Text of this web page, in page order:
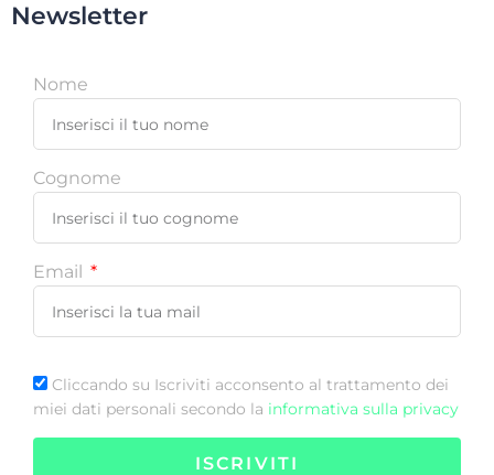
Newsletter
Nome
Cognome
Email
Cliccando su Iscriviti acconsento al trattamento dei
miei dati personali secondo la informativa sulla privacy
ISCRIVITI